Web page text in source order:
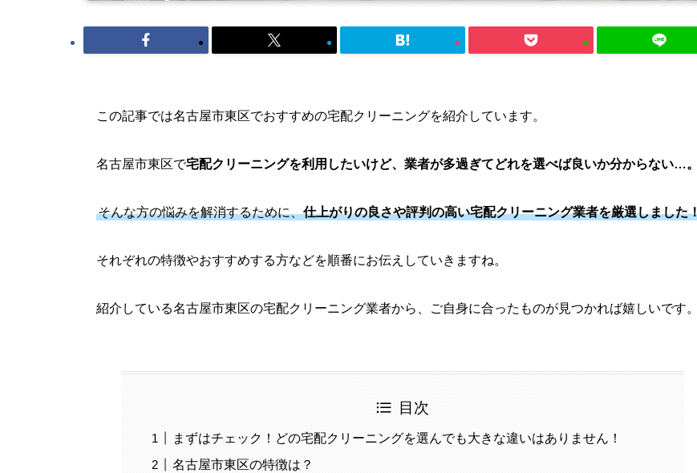
この記事では名古屋市東区でおすすめの宅配クリーニングを紹介しています。
名古屋市東区で宅配クリーニングを利用したいけど、業者が多過ぎてどれを選べば良いか分からない…。
そんな方の悩みを解消するために、仕上がりの良さや評判の高い宅配クリーニング業者を厳選しました
それぞれの特徴やおすすめする方などを順番にお伝えしていきますね。
紹介している名古屋市東区の宅配クリーニング業者から、ご自身に合ったものが見つかれば嬉しいです。
目次
まずはチェック！どの宅配クリーニングを選んでも大きな違いはありません！
名古屋市東区の特徴は？